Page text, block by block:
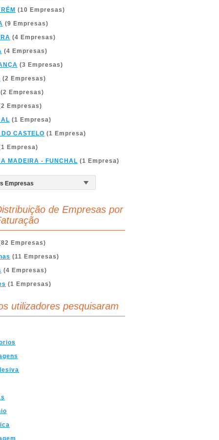
(10 Empresas)
(9 Empresas)
(4 Empresas)
(4 Empresas)
(3 Empresas)
(2 Empresas)
Empresas)
Empresas)
(1 Empresa)
CASTELO (1 Empresa)
Empresa)
MADEIRA - FUNCHAL (1 Empresa)
de Empresas por
Empresas)
(11 Empresas)
(4 Empresas)
(1 Empresas)
utilizadores pesquisaram